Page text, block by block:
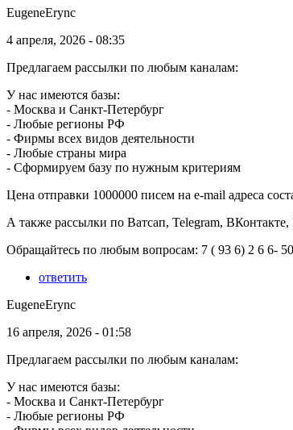
EugeneErync
4 апреля, 2026 - 08:35
Предлагаем рассылки по любым каналам:
У нас имеются базы:
- Москва и Санкт-Петербург
- Любые регионы РФ
- Фирмы всех видов деятельности
- Любые страны мира
- Сформируем базу по нужным критериям
Цена отправки 1000000 писем на e-mail адреса
А также рассылки по Ватсап, Telegram,
Обращайтесь по любым вопросам: 7 ( 93 6) 2 6 6-
ответить
EugeneErync
16 апреля, 2026 - 01:58
Предлагаем рассылки по любым каналам:
У нас имеются базы:
- Москва и Санкт-Петербург
- Любые регионы РФ